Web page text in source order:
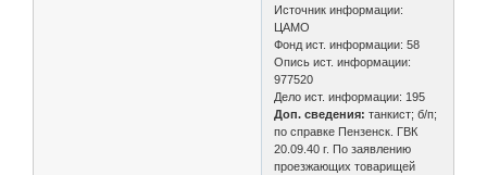
Источник информации:
ЦАМО
Фонд ист. информации: 58
Опись ист. информации:
977520
Дело ист. информации: 195
Доп. сведения: танкист; б/п;
по справке Пензенск. ГВК
20.09.40 г. По заявлению
проезжающих товарищей